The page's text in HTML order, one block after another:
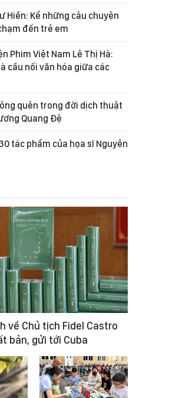
Hiền: Kể những câu chuyện
đến trẻ em
Phim Việt Nam Lê Thị Hà:
cầu nối văn hóa giữa các
quên trong đời dịch thuật
Quang Đệ
tác phẩm của họa sĩ Nguyễn
về Chủ tịch Fidel Castro
bản, gửi tới Cuba